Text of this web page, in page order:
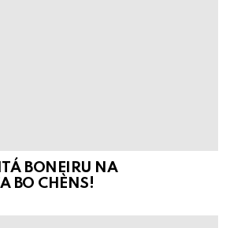
BONEIRU NA
BO CHÈNS!